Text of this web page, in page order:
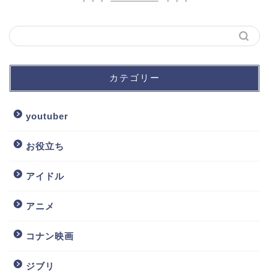
カテゴリー
youtuber
お役立ち
アイドル
アニメ
コナン映画
ジブリ